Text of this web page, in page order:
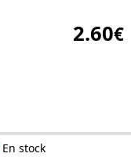
2.60€
En stock